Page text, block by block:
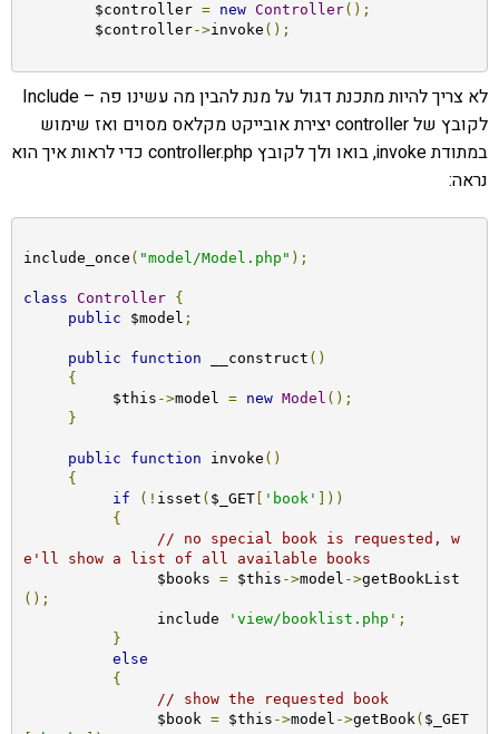
	$controller
= new Controller();
	$controller
->invoke ();
לא צריך להיות מתכנת דגול על מנת להבין מה עשינו פה – Include
לקובץ של controller יצירת אובייקט מקלאס מסוים ואז שימוש
במתודת invoke, בואו ולך לקובץ controller.php כדי לראות איך הוא
נראה:
include_once ( "model/Model.php" );
class Controller
{
public $model ;
public function __construct ()
{
          $this
->model = new Model ();
}
public function invoke ()
{
if
(! isset ( $_GET[ 'book'
]))
{
// no special book is requested, w
e'll show a list of all available books
               $books
= $this ->model ->getBookList
();
               include
'view/booklist.php' ;
}
else
{
// show the requested book
               $book
= $this ->model ->getBook( $_GET